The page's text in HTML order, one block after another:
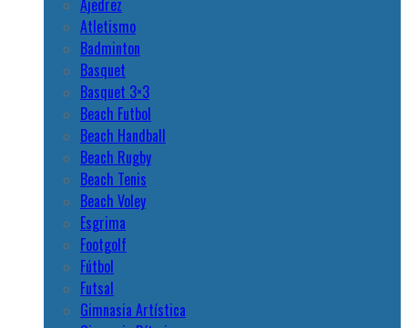
Ajedrez
Atletismo
Badminton
Basquet
Basquet 3×3
Beach Futbol
Beach Handball
Beach Rugby
Beach Tenis
Beach Voley
Esgrima
Footgolf
Fútbol
Futsal
Gimnasia Artística